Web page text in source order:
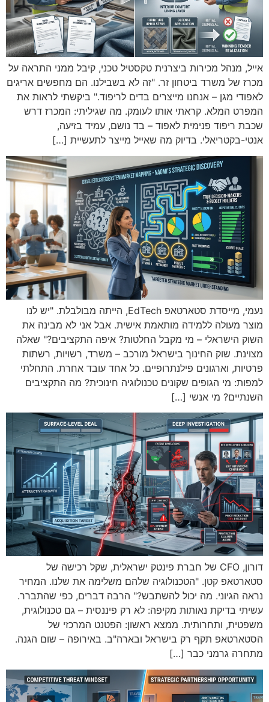
אייל, מנהל מכירות ביצרנית טקסטיל טכני, קיבל ממני התראה על
מכרז של משרד ביטחון זר. "זה לא בשבילנו. הם מחפשים אריגים
לאפודי מגן – אנחנו מייצרים בדים לריפוד." ביקשתי לראות את
המפרט המלא. קראתי אותו לעומק. מה שגיליתי: המכרז דרש
שכבת ריפוד פנימית לאפוד – בד נושם, עמיד בזיעה,
אנטי-בקטריאלי. בדיוק מה שאייל מייצר לתעשיית […]
נעמי, מייסדת סטארטאפ EdTech, הייתה מבולבלת. "יש לנו
מוצר מעולה ללמידה מותאמת אישית. אבל אני לא מבינה את
השוק הישראלי – מי מקבל החלטות? איפה התקציבים?" שאלה
מצוינת. שוק החינוך בישראל מורכב – משרד, רשויות, רשתות
פרטיות, וארגונים פילנתרופיים. כל אחד עובד אחרת. התחלתי
למפות: מי הגופים שקונים טכנולוגיה חינוכית? מה התקציבים
השנתיים? מי אנשי […]
דורון, CFO של חברת פינטק ישראלית, שקל רכישה של
סטארטאפ קטן. "הטכנולוגיה שלהם משלימה את שלנו. המחיר
נראה הגיוני. מה יכול להשתבש?" הרבה דברים, כפי שהתברר.
עשיתי בדיקת נאותות מקיפה: לא רק פיננסית – גם טכנולוגית,
משפטית, ותחרותית. ממצא ראשון: הפטנט המרכזי של
הסטארטאפ תקף רק בישראל ובארה"ב. באירופה – שום הגנה.
מתחרה גרמני כבר […]